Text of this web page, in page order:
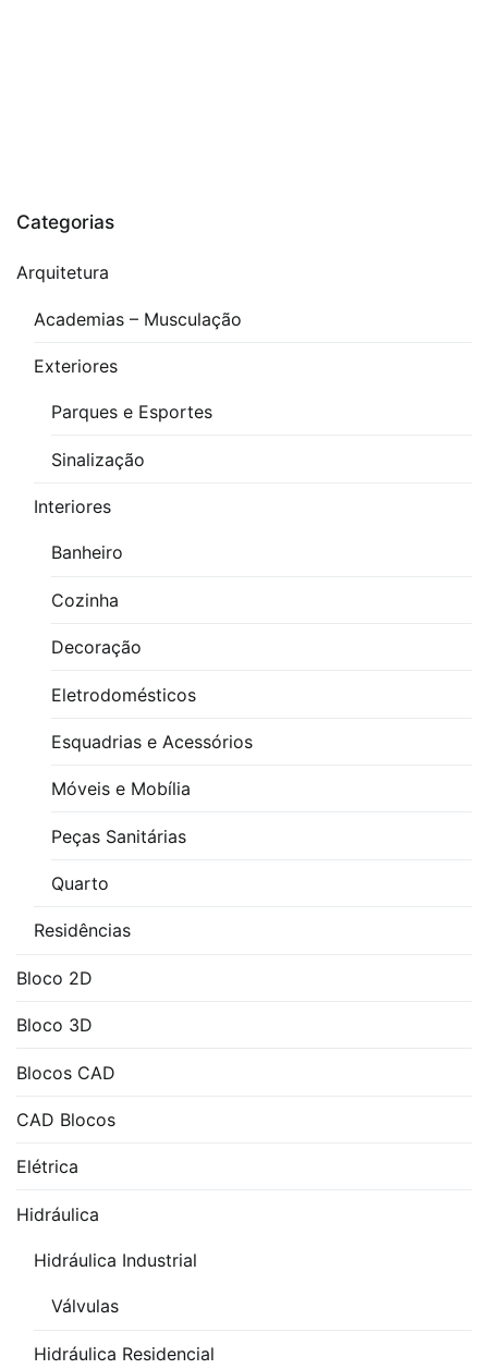
Categorias
Arquitetura
Academias – Musculação
Exteriores
Parques e Esportes
Sinalização
Interiores
Banheiro
Cozinha
Decoração
Eletrodomésticos
Esquadrias e Acessórios
Móveis e Mobília
Peças Sanitárias
Quarto
Residências
Bloco 2D
Bloco 3D
Blocos CAD
CAD Blocos
Elétrica
Hidráulica
Hidráulica Industrial
Válvulas
Hidráulica Residencial